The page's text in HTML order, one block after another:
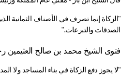
الصدقات والتبرعات."
فتوى الشيخ محمد بن صالح العثيمين
"لا يجوز دفع الزكاة في بناء المساجد